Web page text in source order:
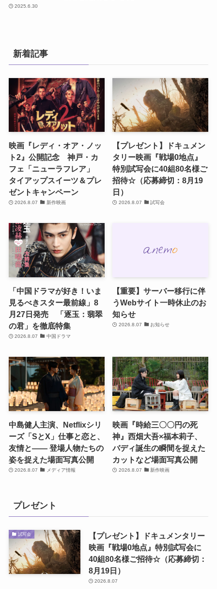
2025.6.30
新着記事
映画『レディ・オア・ノッ
ト2』公開記念 神戸・カ
フェ「ニューラフレア」
タイアップスイーツ＆プレ
ゼントキャンペーン
2026.8.07 新作映画
【プレゼント】ドキュメン
タリー映画『戦場0地点』
特別試写会に40組80名様ご
招待☆（応募締切：8月19
日）
2026.8.07 試写会
「中国ドラマが好き！いま
見るべきスター最前線」8
月27日発売 「逐玉：翡翠
の君」を徹底特集
2026.8.07 中国ドラマ
【重要】サーバー移行に伴
うWebサイト一時休止のお
知らせ
2026.8.07 お知らせ
中島健人主演、Netflixシリ
ーズ「SとX」仕事と恋と、
友情と―― 登場人物たちの
姿を捉えた場面写真公開
2026.8.07 メディア情報
映画『時給三〇〇円の死
神』西畑大吾×福本莉子、
バディ誕生の瞬間を捉えた
カットなど場面写真公開
2026.8.07 新作映画
プレゼント
試写会
【プレゼント】ドキュメンタリー
映画『戦場0地点』特別試写会に
40組80名様ご招待☆（応募締切：
8月19日）
2026.8.07